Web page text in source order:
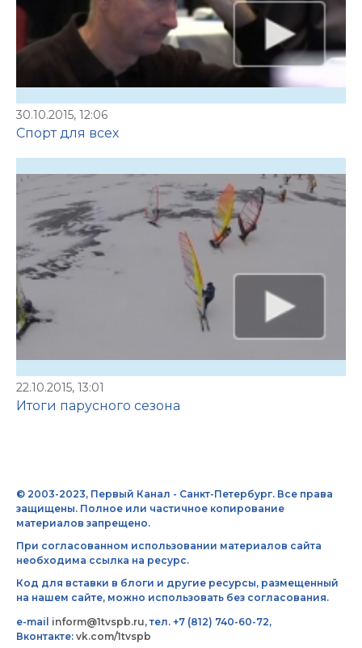
30.10.2015, 12:06
Спорт для всех
22.10.2015, 13:01
Итоги парусного сезона
© 2003-2023, Первый Канал - Санкт-Петербург. Все права
защищены. Полное или частичное копирование
материалов запрещено.
При согласованном использовании материалов сайта
необходима ссылка на ресурс.
Код для вставки в блоги и другие ресурсы, размещенный
на нашем сайте, можно использовать без согласования.
e-mail inform@1tvspb.ru, тел. +7 (812) 740-60-72,
Вконтакте: vk.com/1tvspb